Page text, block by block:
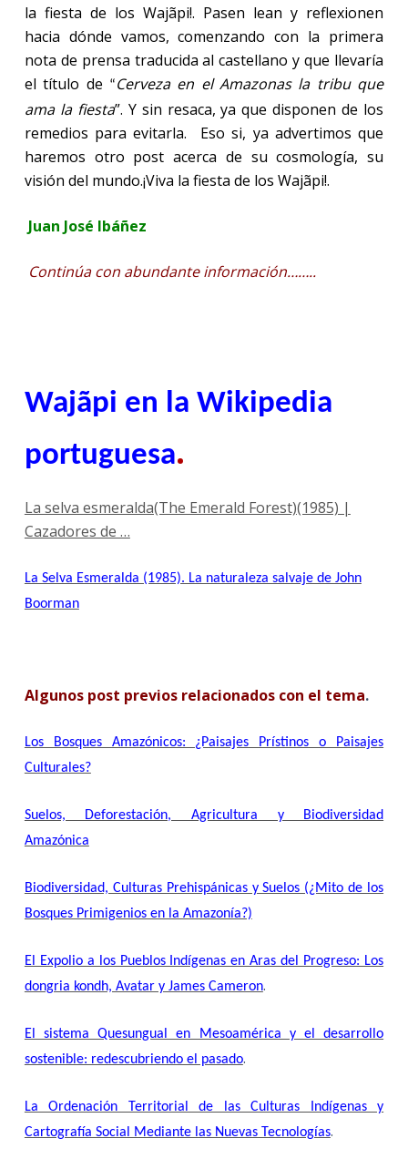
la fiesta de los Wajãpi!. Pasen lean y reflexionen
hacia dónde vamos, comenzando con la primera
nota de prensa traducida al castellano y que llevaría
el título de “Cerveza en el Amazonas la tribu que
ama la fiesta”. Y sin resaca, ya que disponen de los
remedios para evitarla. Eso si, ya advertimos que
haremos otro post acerca de su cosmología, su
visión del mundo.¡Viva la fiesta de los Wajãpi!.
Juan José Ibáñez
Continúa con abundante información……..
Wajãpi en la Wikipedia
portuguesa.
La selva esmeralda(The Emerald Forest)(1985) |
Cazadores de …
La Selva Esmeralda (1985). La naturaleza salvaje de John
Boorman
Algunos post previos relacionados con el tema.
Los Bosques Amazónicos: ¿Paisajes Prístinos o Paisajes
Culturales?
Suelos, Deforestación, Agricultura y Biodiversidad
Amazónica
Biodiversidad, Culturas Prehispánicas y Suelos (¿Mito de los
Bosques Primigenios en la Amazonía?)
El Expolio a los Pueblos Indígenas en Aras del Progreso: Los
dongria kondh, Avatar y James Cameron.
El sistema Quesungual en Mesoamérica y el desarrollo
sostenible: redescubriendo el pasado.
La Ordenación Territorial de las Culturas Indígenas y
Cartografía Social Mediante las Nuevas Tecnologías.